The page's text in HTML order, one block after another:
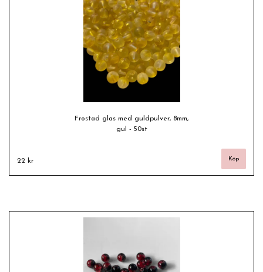
Frostad glas med guldpulver, 8mm,
gul - 50st
22 kr